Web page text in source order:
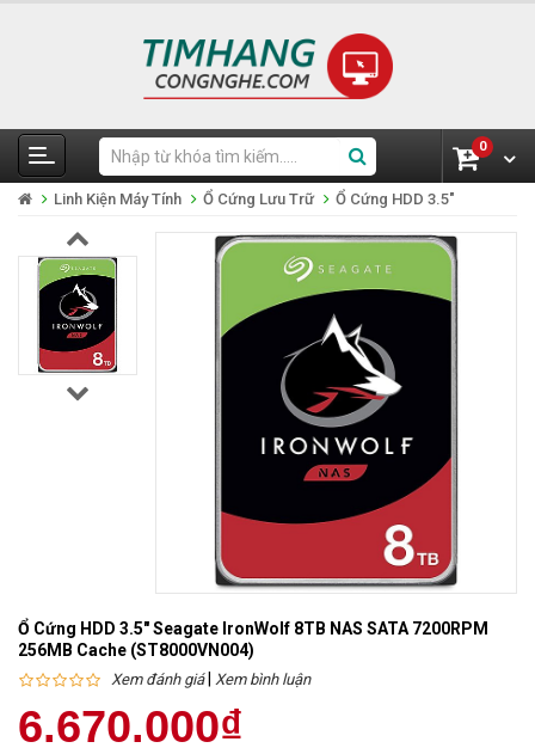
0
Linh Kiện Máy Tính Ổ Cứng Lưu Trữ Ổ Cứng HDD 3.5"
Ổ Cứng HDD 3.5" Seagate IronWolf 8TB NAS SATA 7200RPM
256MB Cache (ST8000VN004)
Xem đánh giá| Xem bình luận
6.670.000₫